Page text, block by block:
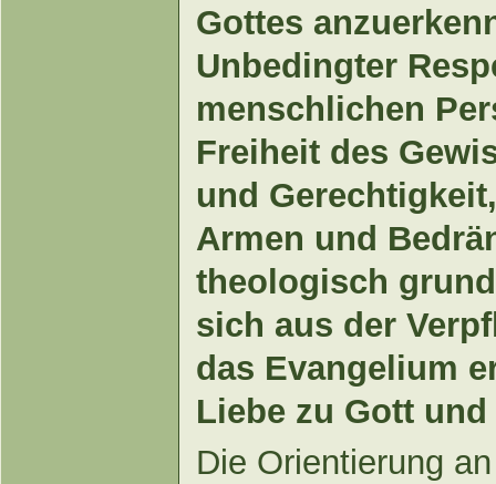
Gottes
Unbedingter
menschlichen
Freiheit des
und
Armen und
theologisch
sich aus der
das Evangelium
Liebe zu Gott
Die Orientierung